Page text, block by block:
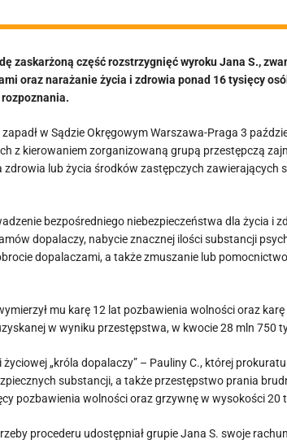
zaskarżoną część rozstrzygnięć wyroku Jana S.,
oraz narażanie życia i zdrowia ponad 16 tysięcy
w Sądzie Okręgowym Warszawa-Praga 3
z kierowaniem zorganizowaną grupą przestępczą
zdrowia lub życia środków zastępczych zawierających
bezpośredniego niebezpieczeństwa dla życia i
dopalaczy, nabycie znacznej ilości substancji
dopalaczami, a także zmuszanie lub
mu karę 12 lat pozbawienia wolności oraz
w wyniku przestępstwa, w kwocie 28 mln 750
„króla dopalaczy” – Pauliny C., której
substancji, a także przestępstwo prania
pozbawienia wolności oraz grzywnę w wysokości 20
procederu udostępniał grupie Jana S. swoje